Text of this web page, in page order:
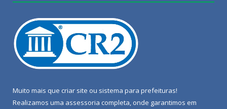
Muito mais que criar site ou sistema para prefeituras!
Realizamos uma assessoria completa, onde garantimos em